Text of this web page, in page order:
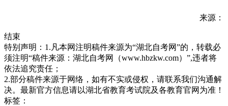
来源：
结束
特别声明：1.凡本网注明稿件来源为“湖北自考网”的，转载必
须注明“稿件来源：湖北自考网（www.hbzkw.com）”,违者将
依法追究责任；
2.部分稿件来源于网络，如有不实或侵权，请联系我们沟通解
决。最新官方信息请以湖北省教育考试院及各教育官网为准！
标签：